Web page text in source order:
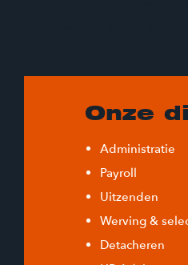
Onze
Administratie
Payroll
Uitzenden
Werving &
Detacheren